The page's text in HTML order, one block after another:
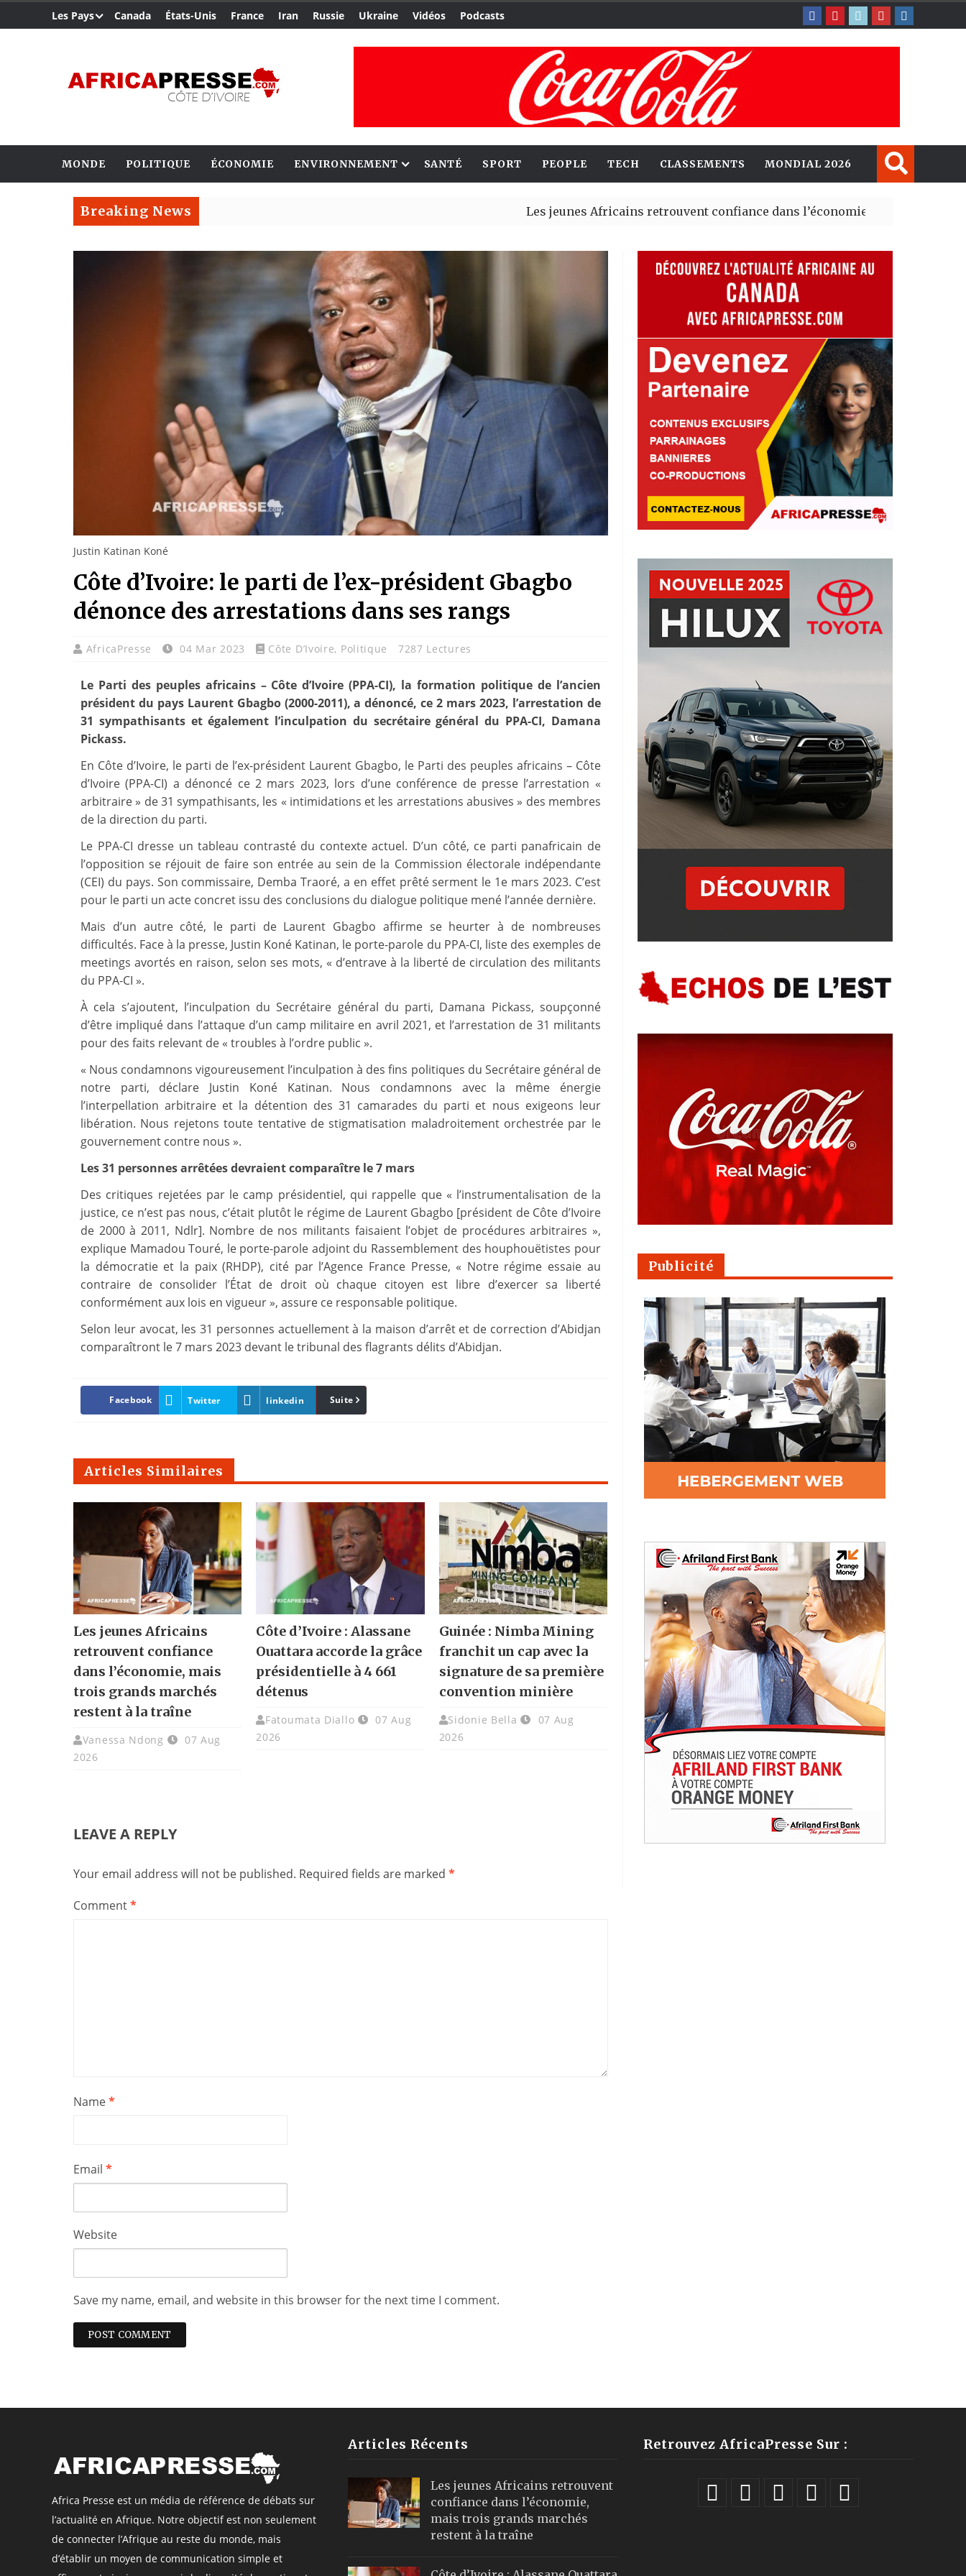
Les Pays Canada États-Unis France Iran Russie Ukraine Vidéos Podcasts
MONDE POLITIQUE ÉCONOMIE ENVIRONNEMENT SANTÉ SPORT PEOPLE TECH CLASSEMENTS MONDIAL 2026
Breaking News Les jeunes Africains retrouvent confiance dans l’économie, mais trois grands
Justin Katinan Koné
Côte d’Ivoire: le parti de l’ex-président Gbagbo
dénonce des arrestations dans ses rangs
AfricaPresse 04 Mar 2023 Côte D’Ivoire, Politique 7287 Lectures
Le Parti des peuples africains – Côte d’Ivoire (PPA-CI), la formation politique de l’ancien
président du pays Laurent Gbagbo (2000-2011), a dénoncé, ce 2 mars 2023, l’arrestation de
31 sympathisants et également l’inculpation du secrétaire général du PPA-CI, Damana
Pickass.
En Côte d’Ivoire, le parti de l’ex-président Laurent Gbagbo, le Parti des peuples africains – Côte
d’Ivoire (PPA-CI) a dénoncé ce 2 mars 2023, lors d’une conférence de presse l’arrestation «
arbitraire » de 31 sympathisants, les « intimidations et les arrestations abusives » des membres
de la direction du parti.
Le PPA-CI dresse un tableau contrasté du contexte actuel. D’un côté, ce parti panafricain de
l’opposition se réjouit de faire son entrée au sein de la Commission électorale indépendante
(CEI) du pays. Son commissaire, Demba Traoré, a en effet prêté serment le 1e mars 2023. C’est
pour le parti un acte concret issu des conclusions du dialogue politique mené l’année dernière.
Mais d’un autre côté, le parti de Laurent Gbagbo affirme se heurter à de nombreuses
difficultés. Face à la presse, Justin Koné Katinan, le porte-parole du PPA-CI, liste des exemples de
meetings avortés en raison, selon ses mots, « d’entrave à la liberté de circulation des militants
du PPA-CI ».
À cela s’ajoutent, l’inculpation du Secrétaire général du parti, Damana Pickass, soupçonné
d’être impliqué dans l’attaque d’un camp militaire en avril 2021, et l’arrestation de 31 militants
pour des faits relevant de « troubles à l’ordre public ».
« Nous condamnons vigoureusement l’inculpation à des fins politiques du Secrétaire général de
notre parti, déclare Justin Koné Katinan. Nous condamnons avec la même énergie
l’interpellation arbitraire et la détention des 31 camarades du parti et nous exigeons leur
libération. Nous rejetons toute tentative de stigmatisation maladroitement orchestrée par le
gouvernement contre nous ».
Les 31 personnes arrêtées devraient comparaître le 7 mars
Des critiques rejetées par le camp présidentiel, qui rappelle que « l’instrumentalisation de la
justice, ce n’est pas nous, c’était plutôt le régime de Laurent Gbagbo [président de Côte d’Ivoire
de 2000 à 2011, Ndlr]. Nombre de nos militants faisaient l’objet de procédures arbitraires »,
explique Mamadou Touré, le porte-parole adjoint du Rassemblement des houphouëtistes pour
la démocratie et la paix (RHDP), cité par l’Agence France Presse, « Notre régime essaie au
contraire de consolider l’État de droit où chaque citoyen est libre d’exercer sa liberté
conformément aux lois en vigueur », assure ce responsable politique.
Selon leur avocat, les 31 personnes actuellement à la maison d’arrêt et de correction d’Abidjan
comparaîtront le 7 mars 2023 devant le tribunal des flagrants délits d’Abidjan.
Facebook Twitter linkedin Pinterest
Suite
Articles Similaires
Les jeunes Africains
retrouvent confiance
dans l’économie, mais
trois grands marchés
restent à la traîne
Vanessa Ndong
07 Aug
2026
Côte d’Ivoire : Alassane
Ouattara accorde la grâce
présidentielle à 4 661
détenus
Fatoumata Diallo
07 Aug
2026
Guinée : Nimba Mining
franchit un cap avec la
signature de sa première
convention minière
Sidonie Bella
07 Aug
2026
LEAVE A REPLY
Your email address will not be published. Required fields are marked *
Comment*
Name*
Email *
Website
Save my name, email, and website in this browser for the next time I comment.
Publicité
Africa Presse est un média de référence de débats sur
l’actualité en Afrique. Notre objectif est non seulement
de connecter l’Afrique au reste du monde, mais
d’établir un moyen de communication simple et
Articles Récents
Les jeunes Africains retrouvent
confiance dans l’économie,
mais trois grands marchés
restent à la traîne
Retrouvez AfricaPresse Sur :